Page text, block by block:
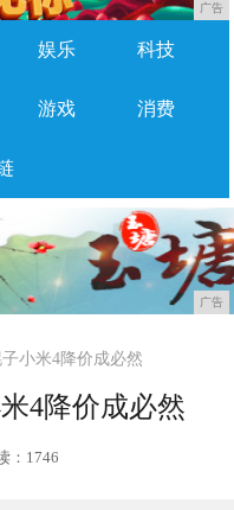
广告
娱乐 科技
游戏 消费
广告
小米4降价成必然
4降价成必然
：1746